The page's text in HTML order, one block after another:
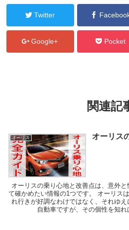
Twitter
Google+ Pocket
関連記
オーリス オーリス
オーリスの乗り心地と改善点は、意外
て確かめたい情報の1つです。 オーリス
れ行きが好調なわけではなく、それゆ
自動車ですが、その個性を知れ